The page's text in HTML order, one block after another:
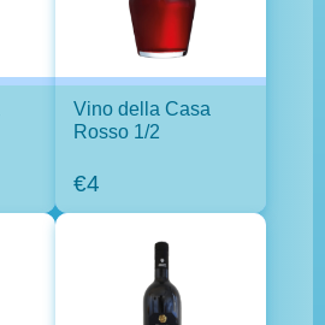
Vino della Casa
Rosso 1/2
€4